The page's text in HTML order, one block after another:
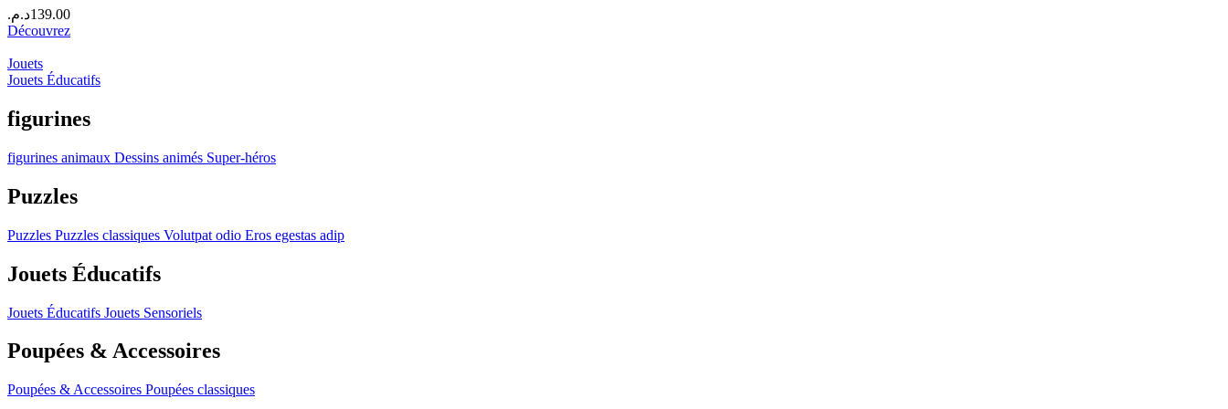
139.00د.م.
Découvrez
Jouets
Jouets Éducatifs
figurines
figurines animaux Dessins animés Super-héros
Puzzles
Puzzles Puzzles classiques Volutpat odio Eros egestas adip
Jouets Éducatifs
Jouets Éducatifs Jouets Sensoriels
Poupées & Accessoires
Poupées & Accessoires Poupées classiques